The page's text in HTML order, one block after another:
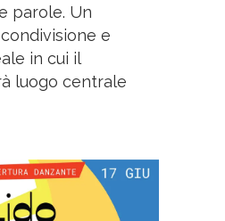
parole. Un
e
in cui il
luogo centrale